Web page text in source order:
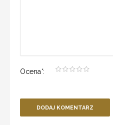
Ocena*:
DODAJ KOMENTARZ